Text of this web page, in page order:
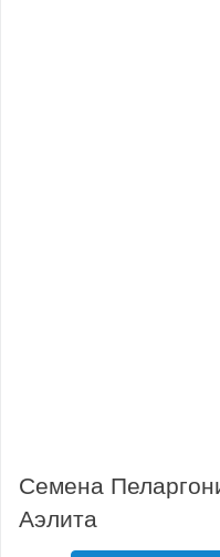
Семена
Аэлита